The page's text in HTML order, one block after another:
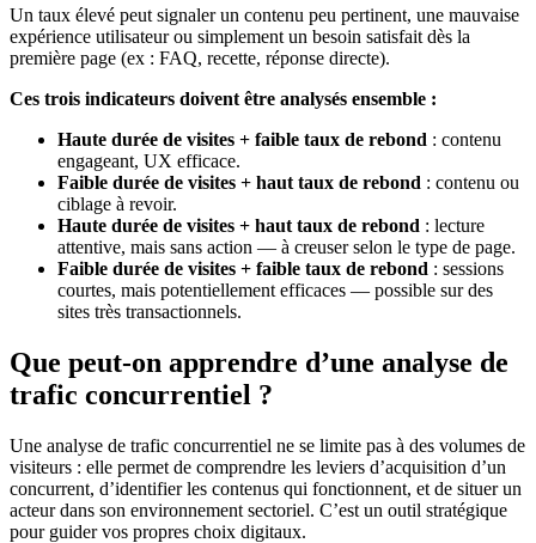
Un taux élevé peut signaler un contenu peu pertinent, une mauvaise
expérience utilisateur ou simplement un besoin satisfait dès la
première page (ex : FAQ, recette, réponse directe).
Ces trois indicateurs doivent être analysés ensemble :
Haute durée de visites + faible taux de rebond : contenu
engageant, UX efficace.
Faible durée de visites + haut taux de rebond : contenu ou
ciblage à revoir.
Haute durée de visites + haut taux de rebond : lecture
attentive, mais sans action — à creuser selon le type de page.
Faible durée de visites + faible taux de rebond : sessions
courtes, mais potentiellement efficaces — possible sur des
sites très transactionnels.
Que peut-on apprendre d’une analyse de
trafic concurrentiel ?
Une analyse de trafic concurrentiel ne se limite pas à des volumes de
visiteurs : elle permet de comprendre les leviers d’acquisition d’un
concurrent, d’identifier les contenus qui fonctionnent, et de situer un
acteur dans son environnement sectoriel. C’est un outil stratégique
pour guider vos propres choix digitaux.